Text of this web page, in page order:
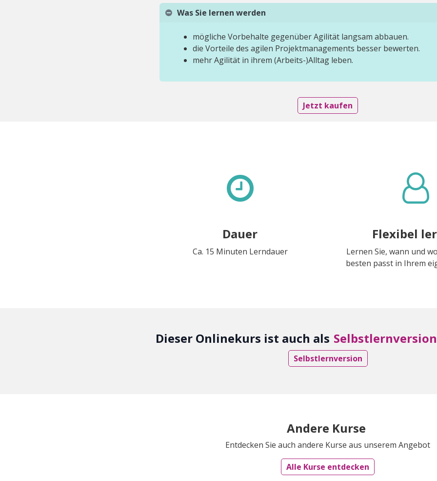
Was Sie lernen werden
mögliche Vorbehalte gegenüber Agilität langsam abbauen.
die Vorteile des agilen Projektmanagements besser bewerten.
mehr Agilität in ihrem (Arbeits-)Alltag leben.
Jetzt kaufen
Dauer
Ca. 15 Minuten Lerndauer
Flexibel
Lernen Sie, wann und
besten passt in Ihrem
Dieser Onlinekurs ist auch als Selbstlernversion
Selbstlernversion
Andere Kurse
Entdecken Sie auch andere Kurse aus unserem Angebot
Alle Kurse entdecken